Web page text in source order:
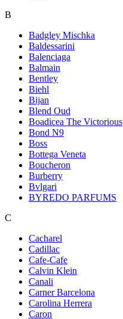
B
Badgley Mischka
Baldessarini
Balenciaga
Balmain
Bentley
Biehl
Bijan
Blend Oud
Boadicea The Victorious
Bond N9
Boss
Bottega Veneta
Boucheron
Burberry
Bvlgari
BYREDO PARFUMS
C
Cacharel
Cadillac
Cafe-Cafe
Calvin Klein
Canali
Carner Barcelona
Carolina Herrera
Caron